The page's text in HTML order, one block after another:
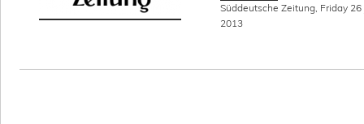
Süddeutsche Zeitung, Friday 26
2013